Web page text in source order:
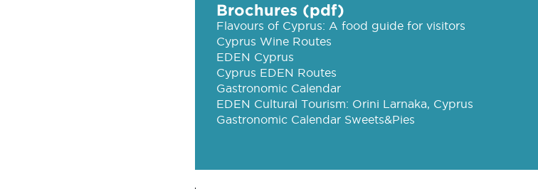
Brochures (pdf)
Flavours of Cyprus: A food guide for visitors
Cyprus Wine Routes
EDEN Cyprus
Cyprus EDEN Routes
Gastronomic Calendar
EDEN Cultural Tourism: Orini Larnaka, Cyprus
Gastronomic Calendar Sweets&Pies